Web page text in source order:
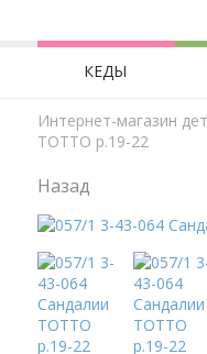
КЕДЫ
Интернет-магазин
ТОТТО р.19-22
Назад